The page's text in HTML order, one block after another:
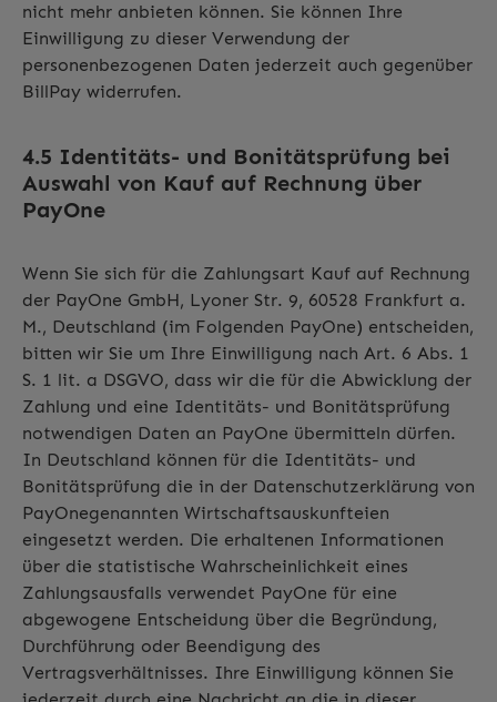
nicht mehr anbieten können. Sie können Ihre
Einwilligung zu dieser Verwendung der
personenbezogenen Daten jederzeit auch gegenüber
BillPay widerrufen.
4.5 Identitäts- und Bonitätsprüfung bei
Auswahl von Kauf auf Rechnung über
PayOne
Wenn Sie sich für die Zahlungsart Kauf auf Rechnung
der PayOne GmbH, Lyoner Str. 9, 60528 Frankfurt a.
M., Deutschland (im Folgenden PayOne) entscheiden,
bitten wir Sie um Ihre Einwilligung nach Art. 6 Abs. 1
S. 1 lit. a DSGVO, dass wir die für die Abwicklung der
Zahlung und eine Identitäts- und Bonitätsprüfung
notwendigen Daten an PayOne übermitteln dürfen.
In Deutschland können für die Identitäts- und
Bonitätsprüfung die in der Datenschutzerklärung von
PayOnegenannten Wirtschaftsauskunfteien
eingesetzt werden. Die erhaltenen Informationen
über die statistische Wahrscheinlichkeit eines
Zahlungsausfalls verwendet PayOne für eine
abgewogene Entscheidung über die Begründung,
Durchführung oder Beendigung des
Vertragsverhältnisses. Ihre Einwilligung können Sie